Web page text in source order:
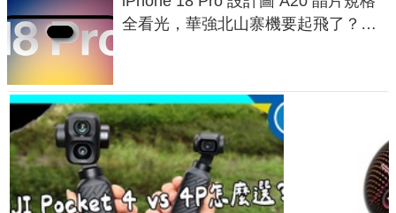
全看光，華強北山寨機要起飛了？專